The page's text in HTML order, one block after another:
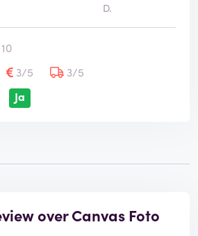
D.
3/5
3/5
Ja
over Canvas Foto